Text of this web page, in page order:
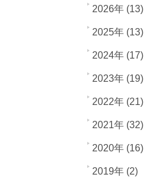
2026年 (13)
2025年 (13)
2024年 (17)
2023年 (19)
2022年 (21)
2021年 (32)
2020年 (16)
2019年 (2)